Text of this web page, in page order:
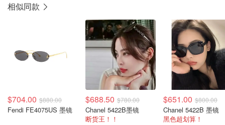
相似同款
$704.00 $880.00
Fendi FE4075US 墨镜
$688.50 $780.00
Chanel 5422B墨镜
断货王！！
$651.00 $800.00
Chanel 5422B 墨镜
黑色超划算！